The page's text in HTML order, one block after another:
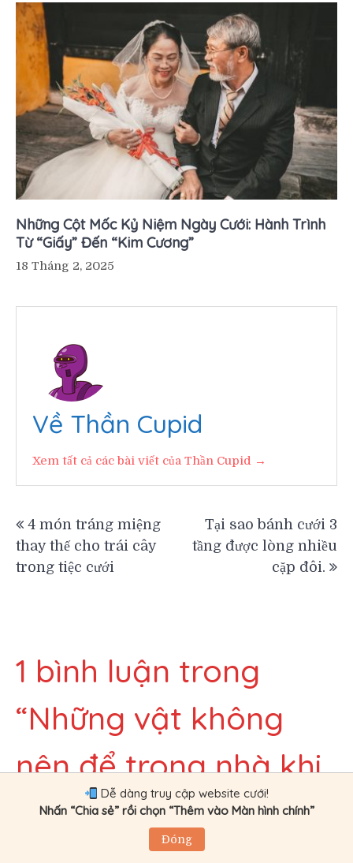
Những Cột Mốc Kỷ Niệm Ngày Cưới: Hành Trình
Từ “Giấy” Đến “Kim Cương”
18 Tháng 2, 2025
Về Thần Cupid
Xem tất cả các bài viết của Thần Cupid →
Điều
hướng
viết
4 món tráng miệng
thay thế cho trái cây
trong tiệc cưới
Tại sao bánh cưới 3
tầng được lòng nhiều
cặp đôi.
1 bình luận trong
“Những vật không
nên để trong nhà khi
đám cưới”
Dễ dàng truy cập website cưới!
Nhấn “Chia sẻ” rồi chọn “Thêm vào Màn hình chính”
Đóng